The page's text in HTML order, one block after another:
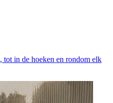
tot in de hoeken en rondom elk